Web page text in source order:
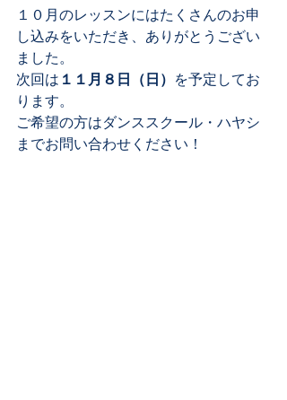
１０月のレッスンにはたくさんのお申
し込みをいただき、ありがとうござい
ました。
次回は １１月８日（日） を予定してお
ります。
ご希望の方はダンススクール・ハヤシ
までお問い合わせください！